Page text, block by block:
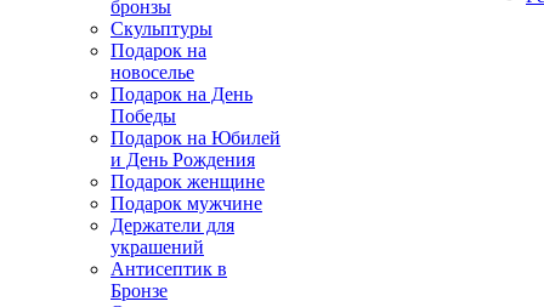
бронзы
Скульптуры
Подарок на
новоселье
Подарок на День
Победы
Подарок на Юбилей
и День Рождения
Подарок женщине
Подарок мужчине
Держатели для
украшений
Антисептик в
Бронзе